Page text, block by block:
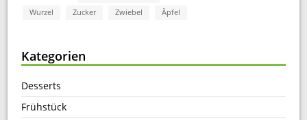
Wurzel Zucker Zwiebel Äpfel
Kategorien
Desserts
Frühstück